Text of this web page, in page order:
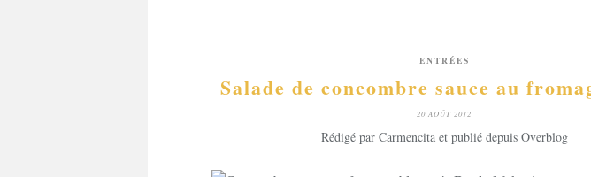
ENTRÉES
Salade de concombre sauce au
20 AOÛT 2012
Rédigé par Carmencita et publié depuis Overblog